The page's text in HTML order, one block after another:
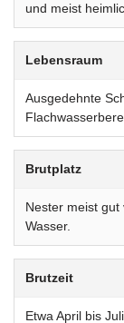
und meist
Lebensraum
Ausgedehnte
Brutplatz
Nester meist
Wasser.
Brutzeit
Etwa April bis